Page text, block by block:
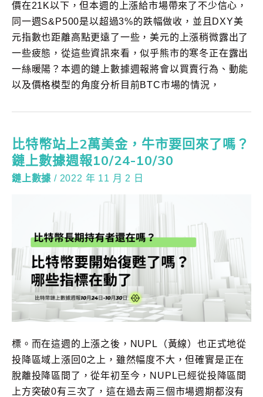
價在21K以下，但本週的上漲給市場帶來了不少信心，
同一週S&P500是以超過3%的跌幅做收，並且DXY美
元指數也距離高點更遠了一些，美元的上漲稍微露出了
一些疲態，從這些資訊來看，似乎熊市的寒冬正在露出
一絲暖陽？本週的鏈上數據週報將會以買賣行為、動能
以及價格模型的角度分析目前BTC市場的情況，
比特幣站上2萬美金，牛市要回來了嗎？
鏈上數據週報10/24-10/30
鏈上數據 / 2022 年 11 月 2 日
標。而在這週的上漲之後，NUPL（黃線）也正式地從
投降區域上漲回0之上，雖然幅度不大，但確實是正在
脫離投降區間了，從年初至今，NUPL已經從投降區間
上方突破0有三次了，這在過去兩三個市場週期都沒有